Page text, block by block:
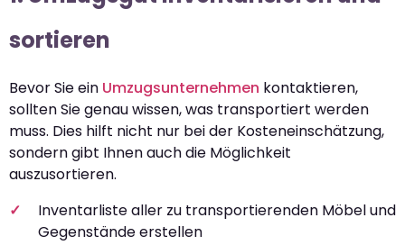
sortieren
Bevor Sie ein Umzugsunternehmen kontaktieren,
sollten Sie genau wissen, was transportiert werden
muss. Dies hilft nicht nur bei der Kosteneinschätzung,
sondern gibt Ihnen auch die Möglichkeit
auszusortieren.
Inventarliste aller zu transportierenden Möbel und
Gegenstände erstellen